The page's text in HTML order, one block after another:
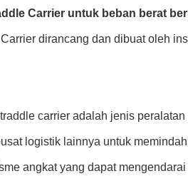
Carrier untuk beban berat
dirancang dan dibuat oleh
carrier adalah jenis
logistik lainnya untuk
angkat yang dapat